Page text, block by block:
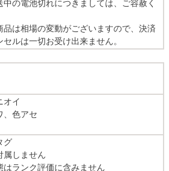
の電池切れにつきましては、ご容赦く
は相場の変動がございますので、決済
ルは一切お受け出来ません。
オイ
、色アセ
グ
しません
ランク評価に含みません